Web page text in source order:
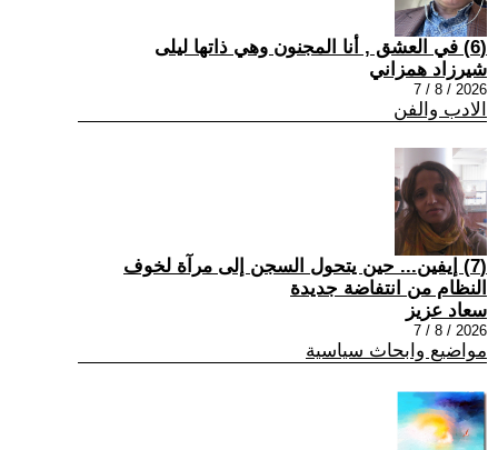
(6) في العشق , أنا المجنون وهي ذاتها ليلى
شيرزاد همزاني
2026 / 8 / 7
الادب والفن
(7) إيفين... حين يتحول السجن إلى مرآة لخوف
النظام من انتفاضة جديدة
سعاد عزيز
2026 / 8 / 7
مواضيع وابحاث سياسية